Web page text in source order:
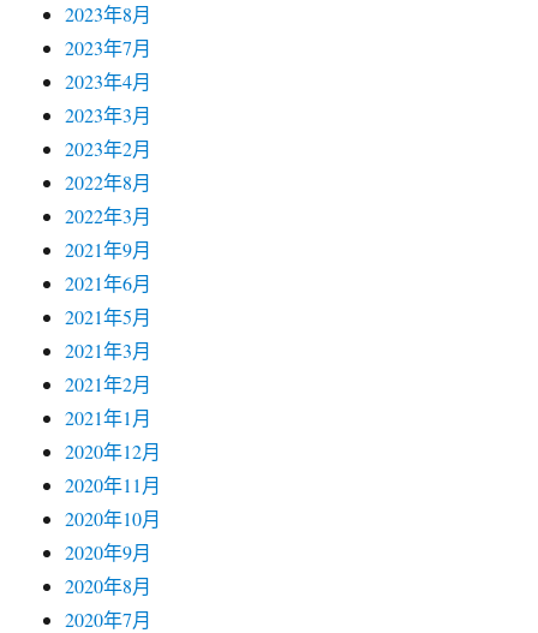
2023年8月
2023年7月
2023年4月
2023年3月
2023年2月
2022年8月
2022年3月
2021年9月
2021年6月
2021年5月
2021年3月
2021年2月
2021年1月
2020年12月
2020年11月
2020年10月
2020年9月
2020年8月
2020年7月